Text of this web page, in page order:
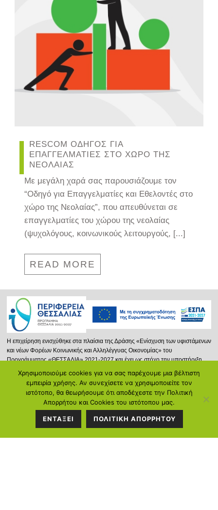
RESCOM ΟΔΗΓΟΣ ΓΙΑ
ΕΠΑΓΓΕΛΜΑΤΙΕΣ ΣΤΟ ΧΩΡΟ ΤΗΣ
ΝΕΟΛΑΙΑΣ
Με μεγάλη χαρά σας παρουσιάζουμε τον
“Οδηγό για Επαγγελματίες και Εθελοντές στο
χώρο της Νεολαίας”, που απευθύνεται σε
επαγγελματίες του χώρου της νεολαίας
(ψυχολόγους, κοινωνικούς λειτουργούς, [...]
READ MORE
ΣΤΟΙΧΕΙΑ
ΕΠΙΚΟΙΝΩΝΙΑΣ
Διεύθυνση:Κ.Καρτάλη 297, Βόλος
Χρησιμοποιούμε cookies για να σας παρέχουμε μια βέλτιστη
εμπειρία χρήσης. Αν συνεχίσετε να χρησιμοποιείτε τον
ιστότοπο, θα θεωρήσουμε ότι αποδέχεστε την Πολιτική
Απορρήτου και Cookies του ιστότοπου μας.
ΕΝΤΑΞΕΙ ΠΟΛΙΤΙΚΗ ΑΠΟΡΡΗΤΟΥ
Η επιχείρηση ενισχύθηκε στα πλαίσια της Δράσης «Ενίσχυση των υφιστάμενων
και νέων Φορέων Κοινωνικής και Αλληλέγγυας Οικονομίας» του
Προγράμματος «ΘΕΣΣΑΛΙΑ» 2021-2027 και έχει ως στόχο την υποστήριξη
νέων ή και υφισταμένων φορέων Κ.ΑΛ.Ο. που δραστηριοποιούνται στην
Περιφέρεια Θεσσαλίας, επιδιώκοντας την προώθηση της Κοινωνικής και
Αλληλέγγυας Οικονομίας και μέσω αυτής στην ενίσχυση της απασχόλησης.
Περισσότερα...